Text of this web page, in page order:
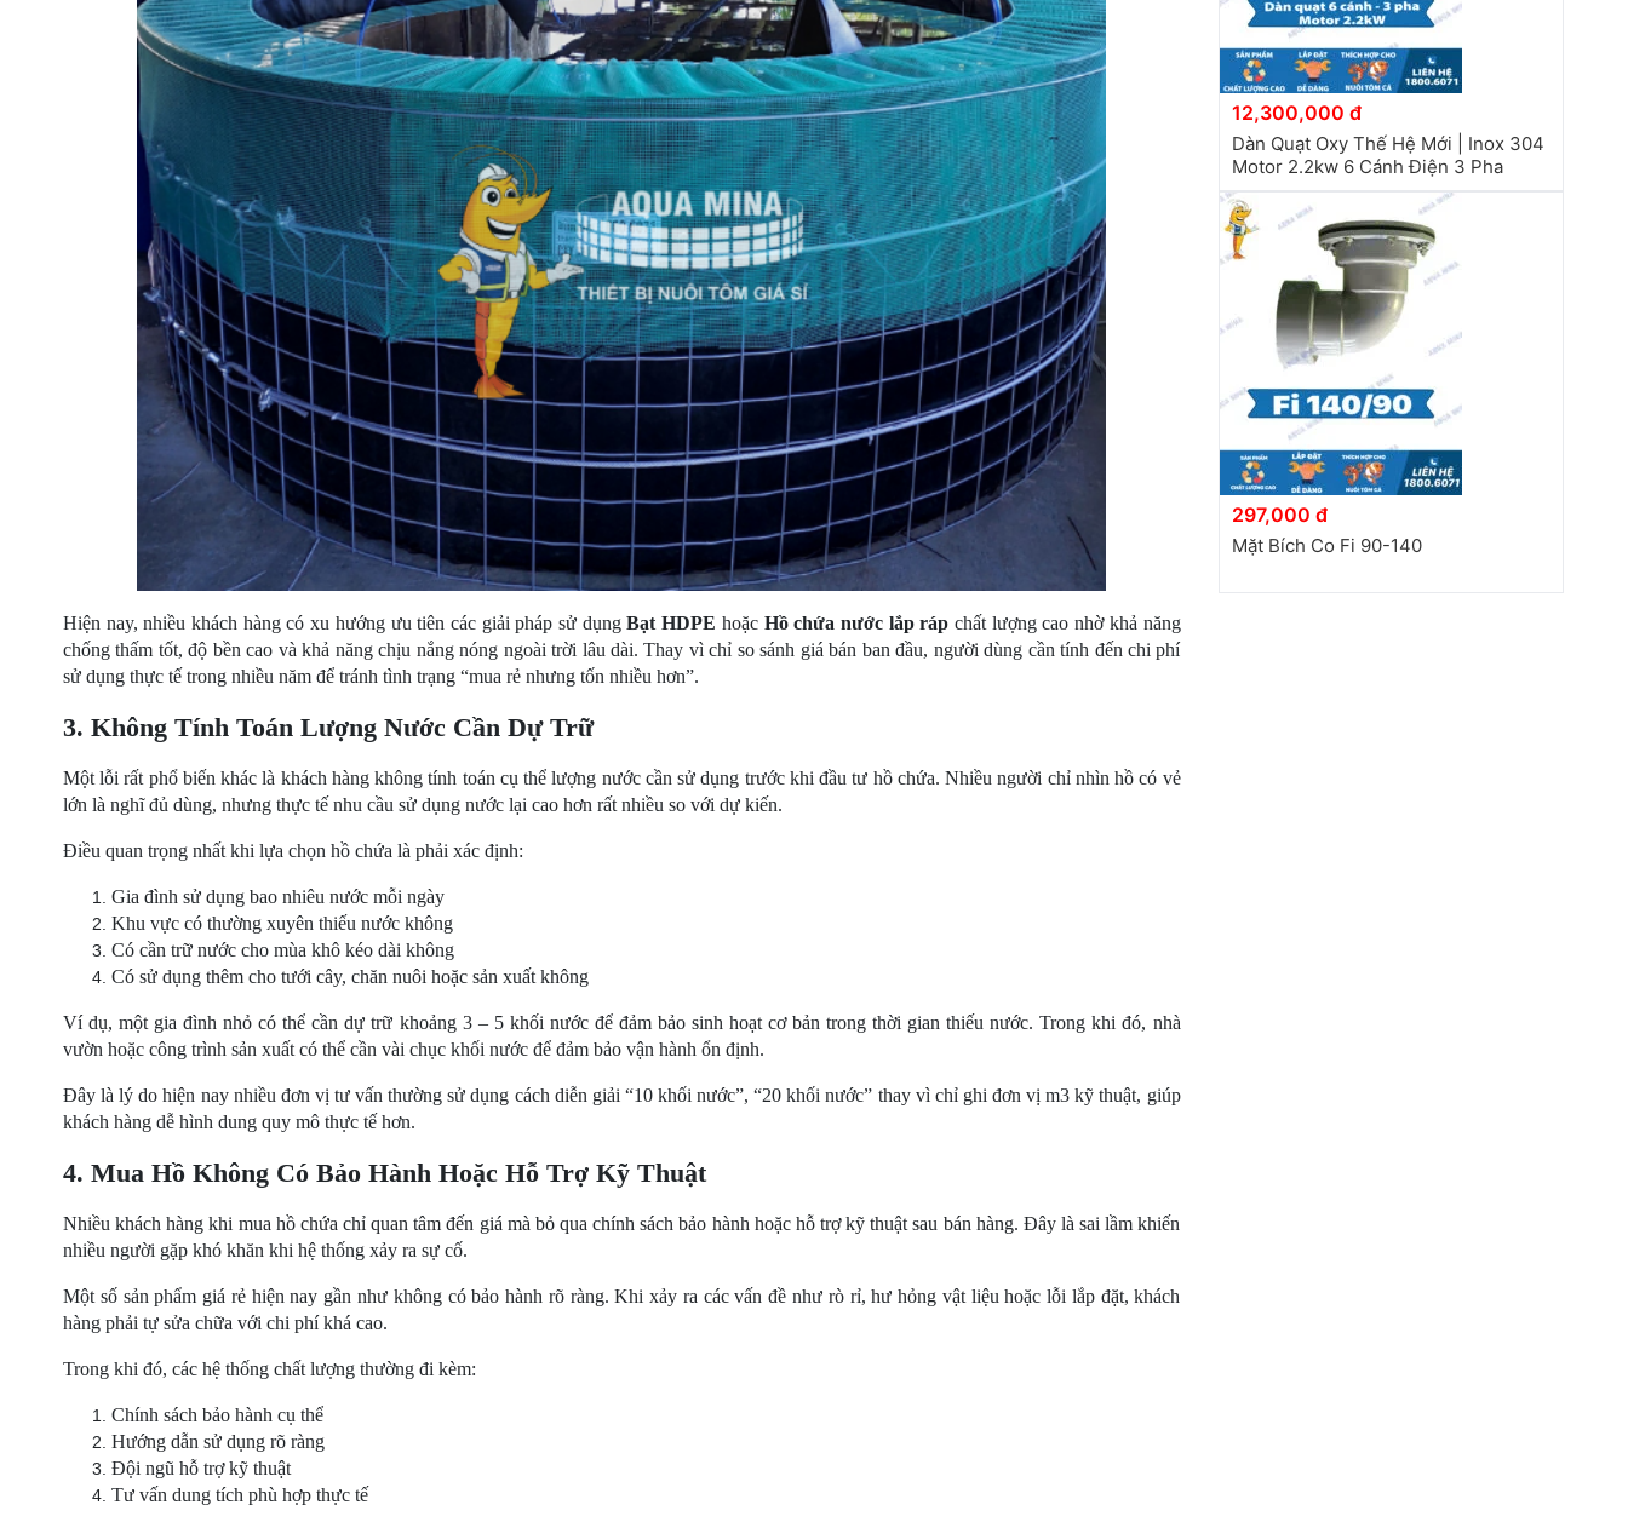
Hiện nay, nhiều khách hàng có xu hướng ưu tiên các giải pháp sử dụng Bạt HDPE hoặc Hồ chứa nước lắp ráp chất lượng cao nhờ khả năng
chống thấm tốt, độ bền cao và khả năng chịu nắng nóng ngoài trời lâu dài. Thay vì chỉ so sánh giá bán ban đầu, người dùng cần tính đến chi phí
sử dụng thực tế trong nhiều năm để tránh tình trạng “mua rẻ nhưng tốn nhiều hơn”.
3. Không Tính Toán Lượng Nước Cần Dự Trữ
Một lỗi rất phổ biến khác là khách hàng không tính toán cụ thể lượng nước cần sử dụng trước khi đầu tư hồ chứa. Nhiều người chỉ nhìn hồ có vẻ
lớn là nghĩ đủ dùng, nhưng thực tế nhu cầu sử dụng nước lại cao hơn rất nhiều so với dự kiến.
Điều quan trọng nhất khi lựa chọn hồ chứa là phải xác định:
Gia đình sử dụng bao nhiêu nước mỗi ngày
Khu vực có thường xuyên thiếu nước không
Có cần trữ nước cho mùa khô kéo dài không
Có sử dụng thêm cho tưới cây, chăn nuôi hoặc sản xuất không
Ví dụ, một gia đình nhỏ có thể cần dự trữ khoảng 3 – 5 khối nước để đảm bảo sinh hoạt cơ bản trong thời gian thiếu nước. Trong khi đó, nhà
vườn hoặc công trình sản xuất có thể cần vài chục khối nước để đảm bảo vận hành ổn định.
Đây là lý do hiện nay nhiều đơn vị tư vấn thường sử dụng cách diễn giải “10 khối nước”, “20 khối nước” thay vì chỉ ghi đơn vị m3 kỹ thuật, giúp
khách hàng dễ hình dung quy mô thực tế hơn.
4. Mua Hồ Không Có Bảo Hành Hoặc Hỗ Trợ Kỹ Thuật
Nhiều khách hàng khi mua hồ chứa chỉ quan tâm đến giá mà bỏ qua chính sách bảo hành hoặc hỗ trợ kỹ thuật sau bán hàng. Đây là sai lầm khiến
nhiều người gặp khó khăn khi hệ thống xảy ra sự cố.
Một số sản phẩm giá rẻ hiện nay gần như không có bảo hành rõ ràng. Khi xảy ra các vấn đề như rò rỉ, hư hỏng vật liệu hoặc lỗi lắp đặt, khách
hàng phải tự sửa chữa với chi phí khá cao.
Trong khi đó, các hệ thống chất lượng thường đi kèm:
Chính sách bảo hành cụ thể
Hướng dẫn sử dụng rõ ràng
Đội ngũ hỗ trợ kỹ thuật
Tư vấn dung tích phù hợp thực tế
12,300,000 đ
Dàn Quạt Oxy Thế Hệ Mới | Inox 304
Motor 2.2kw 6 Cánh Điện 3 Pha
297,000 đ
Mặt Bích Co Fi 90-140